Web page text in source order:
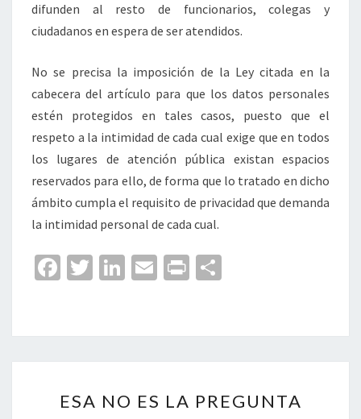
difunden al resto de funcionarios, colegas y
ciudadanos en espera de ser atendidos.
No se precisa la imposición de la Ley citada en la
cabecera del artículo para que los datos personales
estén protegidos en tales casos, puesto que el
respeto a la intimidad de cada cual exige que en todos
los lugares de atención pública existan espacios
reservados para ello, de forma que lo tratado en dicho
ámbito cumpla el requisito de privacidad que demanda
la intimidad personal de cada cual.
Fa
o
o
k
T
er
Li
dI
n
E
l
Pr
p
ar
tir
NO
ESA NO ES LA PREGUNTA